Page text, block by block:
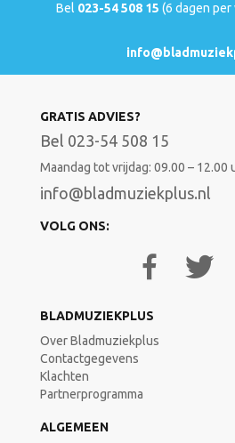
Bel 023-54 508 15 (6 dagen
GRATIS ADVIES?
Bel 023-54 508 15
Maandag tot vrijdag: 09.00 – 12.00
info@bladmuziekplus.nl
VOLG ONS:
BLADMUZIEKPLUS
Over Bladmuziekplus
Contactgegevens
Klachten
Partnerprogramma
ALGEMEEN